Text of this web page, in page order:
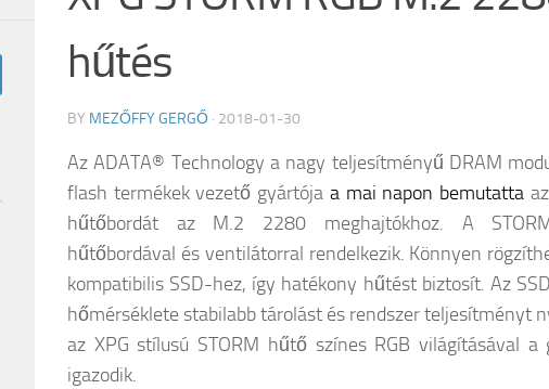
hűtés
BY MEZŐFFY GERGŐ · 2018-01-30
Az ADATA® Technology a nagy teljesítményű DRAM
flash termékek vezető gyártója a mai napon bemutattaaz
hűtőbordát az M.2 2280 meghajtókhoz. A
hűtőbordával és ventilátorral rendelkezik. Könnyen
kompatibilis SSD-hez, így hatékony hűtést biztosít. Az
hőmérséklete stabilabb tárolást és rendszer teljesítményt
az XPG stílusú STORM hűtő színes RGB világításával a
igazodik.